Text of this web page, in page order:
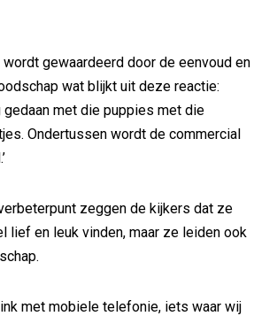
gewaardeerd door de eenvoud en
wat blijkt uit deze reactie:
gedaan met die puppies met die
Ondertussen wordt de commercial
zeggen de kijkers dat ze
lief en leuk vinden, maar ze leiden ook
met mobiele telefonie, iets waar wij